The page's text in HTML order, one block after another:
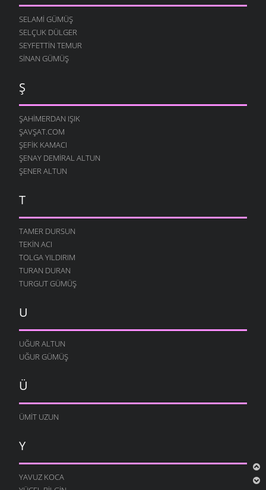
SELAMI GÜMÜŞ
SELÇUK DÜLGER
SEYFETTIN TEMUR
SINAN GÜMÜŞ
Ş
ŞAHIMERDAN IŞIK
ŞAVŞAT.COM
ŞEFIK KAMACI
ŞENAY DEMIRAL ALTUN
ŞENER ALTUN
T
TAMER DURSUN
TEKIN ACI
TOLGA YILDIRIM
TURAN DURAN
TURGUT GÜMÜŞ
U
UĞUR ALTUN
UĞUR GÜMÜŞ
Ü
ÜMIT UZUN
Y
YAVUZ KOCA